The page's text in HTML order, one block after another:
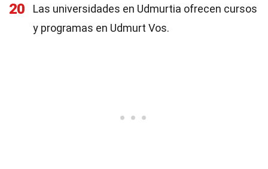
20
Las universidades en Udmurtia ofrecen cursos
y programas en Udmurt Vos.